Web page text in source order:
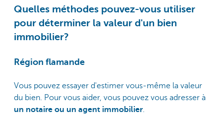
Quelles méthodes pouvez-vous utiliser
pour déterminer la valeur d'un bien
immobilier?
Région flamande
Vous pouvez essayer d'estimer vous-même la valeur
du bien. Pour vous aider, vous pouvez vous adresser à
un notaire ou un agent immobilier.